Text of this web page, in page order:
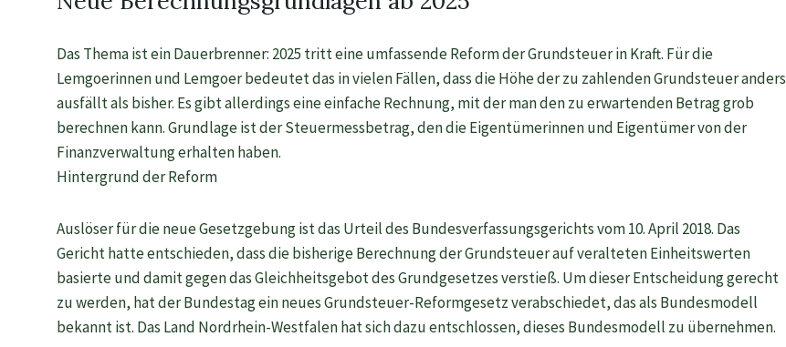
Das Thema ist ein Dauerbrenner: 2025 tritt eine umfassende Reform der Grundsteuer in Kraft. Für die
Lemgoerinnen und Lemgoer bedeutet das in vielen Fällen, dass die Höhe der zu zahlenden Grundsteuer anders
ausfällt als bisher. Es gibt allerdings eine einfache Rechnung, mit der man den zu erwartenden Betrag grob
berechnen kann. Grundlage ist der Steuermessbetrag, den die Eigentümerinnen und Eigentümer von der
Finanzverwaltung erhalten haben.
Hintergrund der Reform
Auslöser für die neue Gesetzgebung ist das Urteil des Bundesverfassungsgerichts vom 10. April 2018. Das
Gericht hatte entschieden, dass die bisherige Berechnung der Grundsteuer auf veralteten Einheitswerten
basierte und damit gegen das Gleichheitsgebot des Grundgesetzes verstieß. Um dieser Entscheidung gerecht
zu werden, hat der Bundestag ein neues Grundsteuer-Reformgesetz verabschiedet, das als Bundesmodell
bekannt ist. Das Land Nordrhein-Westfalen hat sich dazu entschlossen, dieses Bundesmodell zu übernehmen.